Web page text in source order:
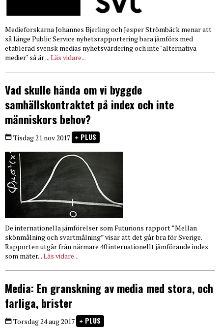
Medieforskarna Johannes Bjerling och Jesper Strömbäck menar att
så länge Public Service nyhetsrapportering bara jämförs med
etablerad svensk medias nyhetsvärdering och inte "alternativa
medier" så är ...Läs vidare...
Vad skulle hända om vi byggde
samhällskontraktet på index och inte
människors behov?
Tisdag 21 nov 2017 PLUS
De internationella jämförelser som Futurions rapport ”Mellan
skönmålning och svartmålning” visar att det går bra för Sverige.
Rapporten utgår från närmare 40 internationellt jämförande index
som mäter...Läs vidare...
Media: En granskning av media med stora, och
farliga, brister
Torsdag 24 aug 2017 PLUS